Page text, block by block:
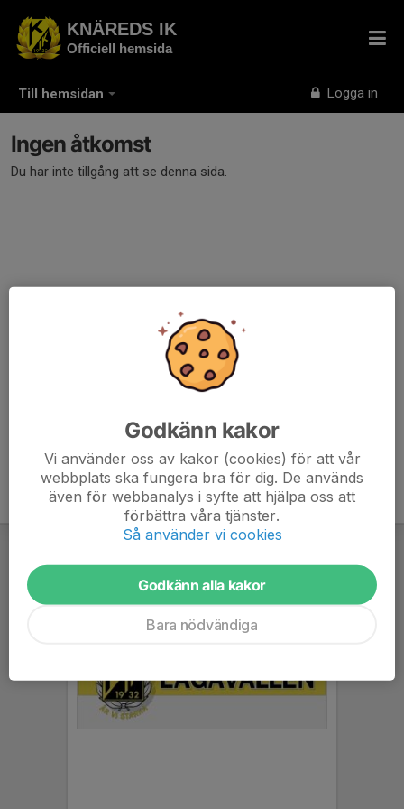
Till hemsidan Logga in
KNÄREDS IK
Officiell hemsida
Ingen åtkomst
Du har inte tillgång att se denna sida.
Godkänn kakor
Vi använder oss av kakor (cookies) för att vår
webbplats ska fungera bra för dig. De används
även för webbanalys i syfte att hjälpa oss att
förbättra våra tjänster.
Så använder vi cookies
Godkänn alla kakor
Bara nödvändiga